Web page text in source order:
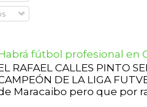
fútbol profesional en
RAFAEL CALLES PINTO
DE LA LIGA
Maracaibo pero que por